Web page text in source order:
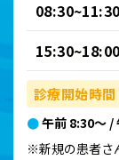
08:30~11:30
15:30~18:00
診療開始時間
●午前 8:30～ /
※新規の患者さ